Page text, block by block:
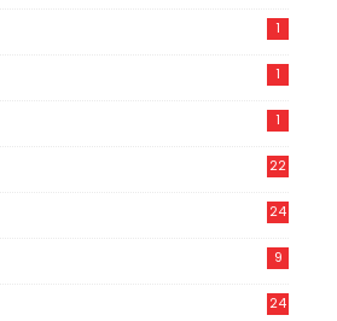
1
1
1
22
24
9
24